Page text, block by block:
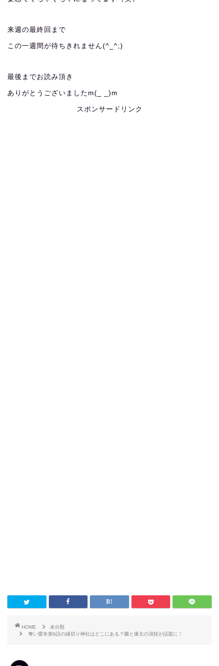
来週の最終回まで
この一週間が待ちきれません(^_^;)
最後までお読み頂き
ありがとうございましたm(_ _)m
スポンサードリンク
HOME
未分類
奪い愛冬第6話の縁切り神社はどこにある？蘭と康太の演技が話題に！